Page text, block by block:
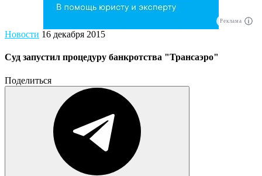
Реклама
Новости 16 декабря 2015
Суд запустил процедуру банкротства "Трансаэро"
Поделиться